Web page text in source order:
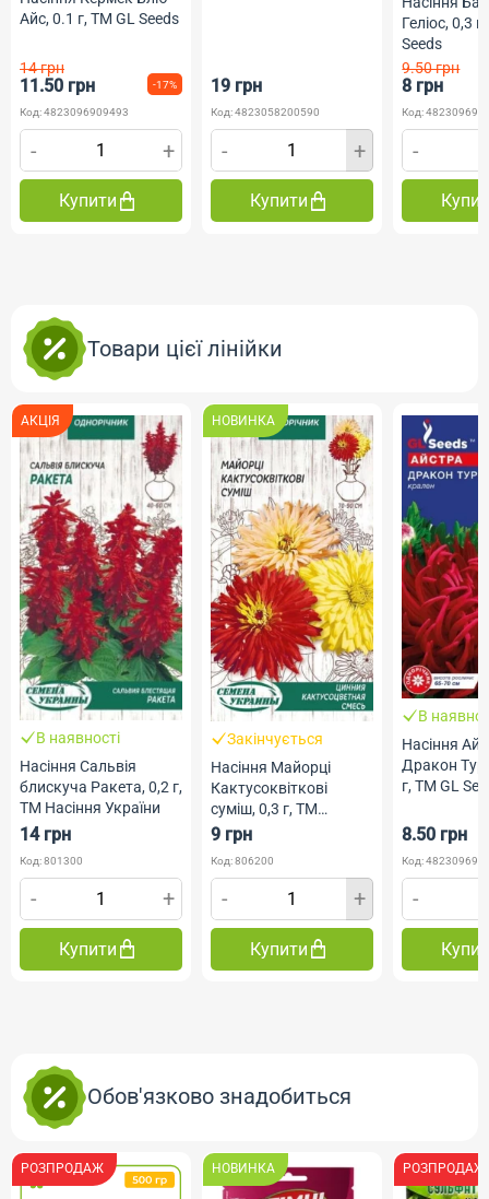
Айс, 0.1 г, ТМ GL Seeds
14 грн
11.50 грн -17%
Код: 4823096909493
- +
Купити
19 грн
Код: 4823058200590
- +
Купити
Геліос, 0,3
Seeds
9.50 грн
8 грн
Код:
-
Товари цієї лінійки
АКЦІЯ
В наявності
Насіння Сальвія
блискуча Ракета, 0,2 г,
ТМ Насіння України
14 грн
Код: 801300
- +
Купити
НОВИНКА
Закінчується
Насіння Майорці
Кактусоквіткові
суміш, 0,3 г, ТМ
Насіння України
9 грн
Код: 806200
- +
Купити
В
Насіння
Дракон
г, ТМ GL
8.50 грн
Код:
-
Обов'язково знадобиться
РОЗПРОДАЖ НОВИНКА РОЗПРОДАЖ